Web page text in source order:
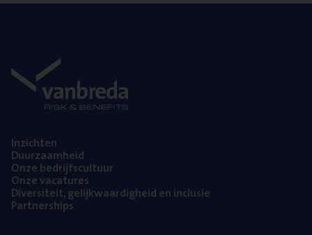
Inzich­ten
Duur­zaam­heid
Onze bedrijfs­cul­tuur
Onze vaca­tu­res
Diver­si­teit, gelijk­waar­dig­heid en inclusie
Part­ner­ships